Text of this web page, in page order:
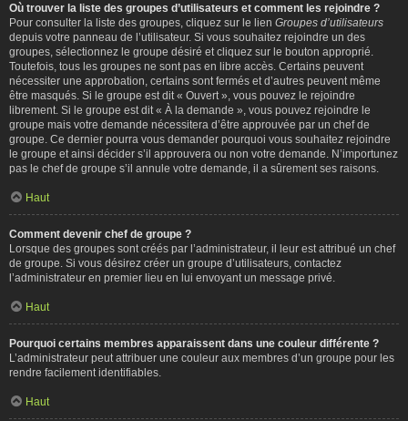
Où trouver la liste des groupes d’utilisateurs et comment les rejoindre ?
Pour consulter la liste des groupes, cliquez sur le lien Groupes d’utilisateurs
depuis votre panneau de l’utilisateur. Si vous souhaitez rejoindre un des
groupes, sélectionnez le groupe désiré et cliquez sur le bouton approprié.
Toutefois, tous les groupes ne sont pas en libre accès. Certains peuvent
nécessiter une approbation, certains sont fermés et d’autres peuvent même
être masqués. Si le groupe est dit « Ouvert », vous pouvez le rejoindre
librement. Si le groupe est dit « À la demande », vous pouvez rejoindre le
groupe mais votre demande nécessitera d’être approuvée par un chef de
groupe. Ce dernier pourra vous demander pourquoi vous souhaitez rejoindre
le groupe et ainsi décider s’il approuvera ou non votre demande. N’importunez
pas le chef de groupe s’il annule votre demande, il a sûrement ses raisons.
Haut
Comment devenir chef de groupe ?
Lorsque des groupes sont créés par l’administrateur, il leur est attribué un chef
de groupe. Si vous désirez créer un groupe d’utilisateurs, contactez
l’administrateur en premier lieu en lui envoyant un message privé.
Haut
Pourquoi certains membres apparaissent dans une couleur différente ?
L’administrateur peut attribuer une couleur aux membres d’un groupe pour les
rendre facilement identifiables.
Haut